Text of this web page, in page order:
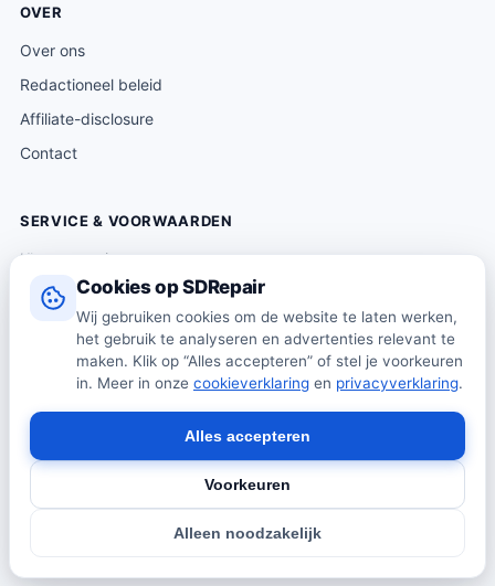
Cookies op SDRepair
Wij gebruiken cookies om de website te laten werken,
het gebruik te analyseren en advertenties relevant te
maken. Klik op “Alles accepteren” of stel je voorkeuren
in. Meer in onze cookieverklaring en privacyverklaring.
Alleen noodzakelijk
Voorkeuren
Alles accepteren
OVER
Over ons
Redactioneel beleid
Affiliate-disclosure
Contact
SERVICE & VOORWAARDEN
Klantenservice
Verzending & levering
Retourneren
Algemene voorwaarden
verkopen zelf geen producten · Alle prijzen onder voorbehoud.